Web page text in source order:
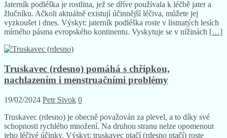
Jaterník podléška je rostlina, jež se dříve používala k léčbě jater a
žlučníku. Ačkoli aktuálně existují účinnější léčiva, můžete jej
vyzkoušet i dnes. Výskyt: jaterník podléška roste v listnatých lesích
Truskavec (rdesno) pomáhá s chřipkou,
Truskavec (rdesno) je obecně považován za plevel, a to díky své